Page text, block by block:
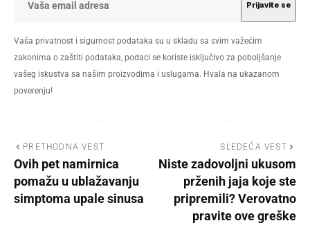
Vaša privatnost i sigurnost podataka su u skladu sa svim važećim
zakonima o zaštiti podataka, podaci se koriste isključivo za poboljšanje
vašeg iskustva sa našim proizvodima i uslugama. Hvala na ukazanom
poverenju!
PRETHODNA VEST
Ovih pet namirnica
pomažu u ublažavanju
simptoma upale sinusa
SLEDEĆA VEST
Niste zadovoljni ukusom
prženih jaja koje ste
pripremili? Verovatno
pravite ove greške